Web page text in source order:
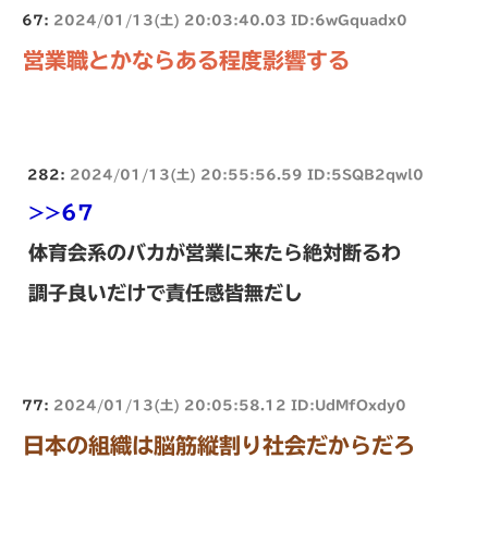
67: 2024/01/13(土) 20:03:40.03 ID:6wGquadx0
営業職とかならある程度影響する
282: 2024/01/13(土) 20:55:56.59 ID:5SQB2qwl0
>>67
体育会系のバカが営業に来たら絶対断るわ
調子良いだけで責任感皆無だし
77: 2024/01/13(土) 20:05:58.12 ID:UdMfOxdy0
日本の組織は脳筋縦割り社会だからだろ